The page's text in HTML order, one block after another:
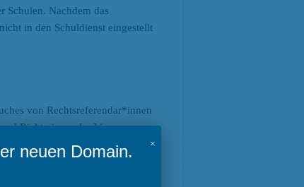
Schulen. Nachdem das
in den Schuldienst eingestellt
von Rechtsreferendar*innen
und Richterinnen […] in
geprägten Symbole oder
Recht und Gesetz hervorrufen
neuen Domain. ×